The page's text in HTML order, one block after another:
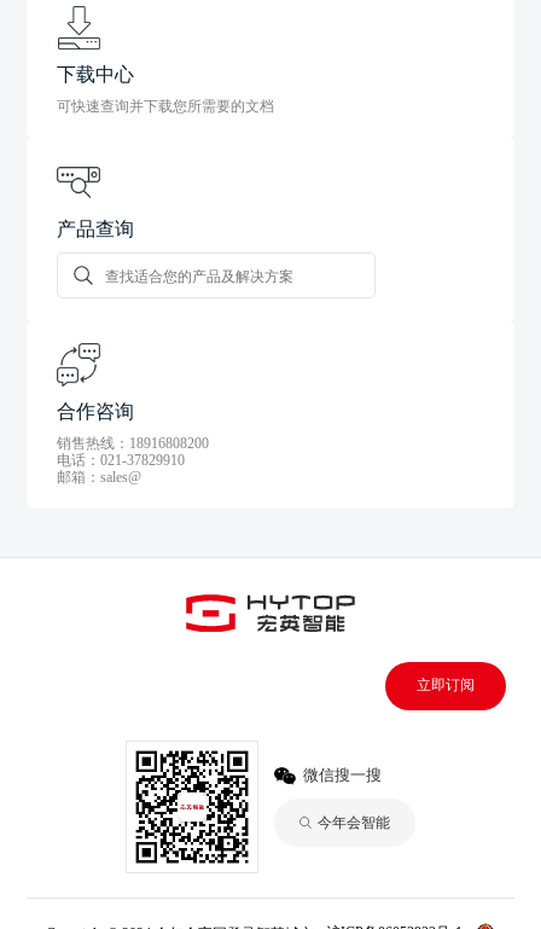
下载中心
可快速查询并下载您所需要的文档
产品查询
合作咨询
销售热线：18916808200
电话：021-37829910
邮箱：sales@
立即订阅
微信搜一搜
今年会智能